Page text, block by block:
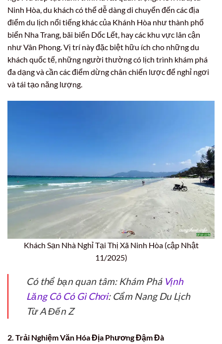
Ninh Hòa, du khách có thể dễ dàng di chuyển đến các địa
điểm du lịch nổi tiếng khác của Khánh Hòa như thành phố
biển Nha Trang, bãi biển Dốc Lết, hay các khu vực lân cận
như Vân Phong. Vị trí này đặc biệt hữu ích cho những du
khách quốc tế, những người thường có lịch trình khám phá
đa dạng và cần các điểm dừng chân chiến lược để nghỉ ngơi
và tái tạo năng lượng.
Khách Sạn Nhà Nghỉ Tại Thị Xã Ninh Hòa (cập Nhật
11/2025)
Có thể bạn quan tâm: Khám Phá Vịnh
Lăng Cô Có Gì Chơi: Cẩm Nang Du Lịch
Từ A Đến Z
2. Trải Nghiệm Văn Hóa Địa Phương Đậm Đà